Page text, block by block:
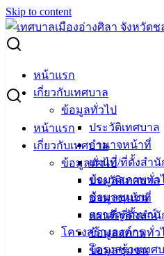
Skip to content
หน้าแรก
เกี่ยวกับเทศบาล
ข้อมูลทั่วไป
ประวัติเทศบาล
อำนาจหน้าที่
แผนที่/ที่ตั้งสำนั
ข้อมูลสภาพทั่ว
ข้อมูลชุมชน
ตราสัญลักษณ์
โครงสร้างองค์กร
โครงสร้างเทศ
หน้าแรก
เกี่ยวกับเทศบาล
ข้อมูลทั่วไป
ประวัติเทศบาล
อำนาจหน้าที่
แผนที่/ที่ตั้งสำนั
ข้อมูลสภาพทั่ว
ข้อมูลชุมชน
Search for:
ลงชุมชนตลาดเก่าอ่างศิลา ร่วม
เลือดออก
ลงชุมชนตลาดเก่าอ่า
และควบคุมโรคไข้เลือ
มิถุนายน 14, 2024มิถุนายน 14,
(14 มิ.ย. 67) นายวินัย พ้นภัยพาล